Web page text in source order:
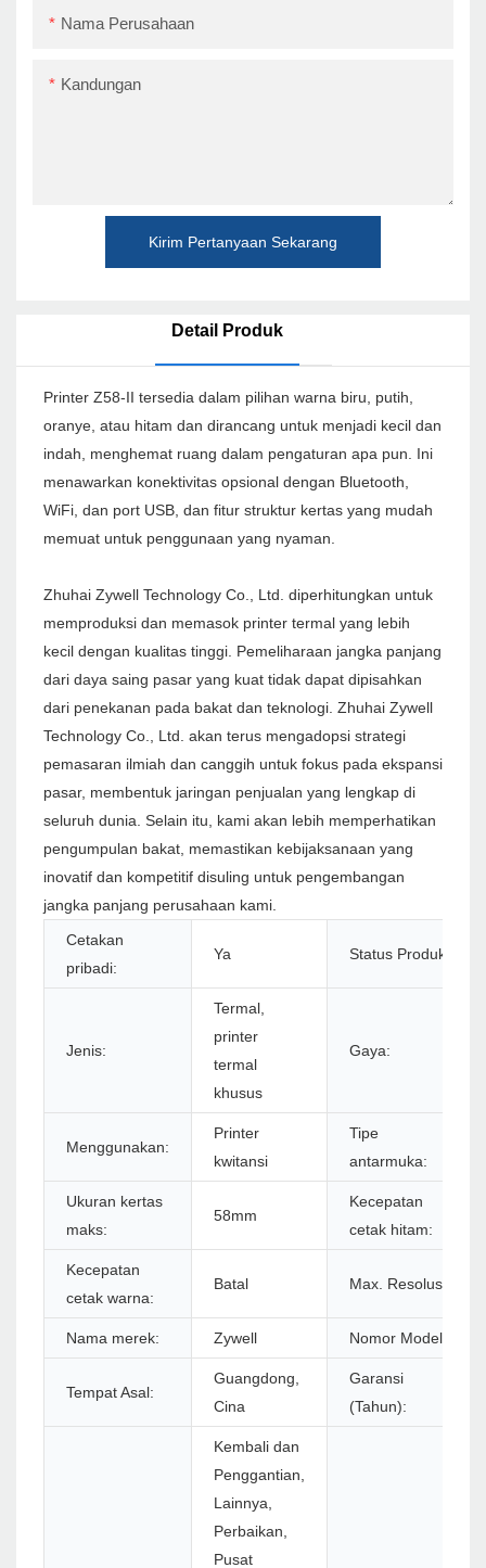
Nama Perusahaan
Kandungan
Kirim Pertanyaan Sekarang
Detail Produk
Printer Z58-II tersedia dalam pilihan warna biru, putih,
oranye, atau hitam dan dirancang untuk menjadi kecil dan
indah, menghemat ruang dalam pengaturan apa pun. Ini
menawarkan konektivitas opsional dengan Bluetooth,
WiFi, dan port USB, dan fitur struktur kertas yang mudah
memuat untuk penggunaan yang nyaman.
Zhuhai Zywell Technology Co., Ltd. diperhitungkan untuk
memproduksi dan memasok printer termal yang lebih
kecil dengan kualitas tinggi. Pemeliharaan jangka panjang
dari daya saing pasar yang kuat tidak dapat dipisahkan
dari penekanan pada bakat dan teknologi. Zhuhai Zywell
Technology Co., Ltd. akan terus mengadopsi strategi
pemasaran ilmiah dan canggih untuk fokus pada ekspansi
pasar, membentuk jaringan penjualan yang lengkap di
seluruh dunia. Selain itu, kami akan lebih memperhatikan
pengumpulan bakat, memastikan kebijaksanaan yang
inovatif dan kompetitif disuling untuk pengembangan
jangka panjang perusahaan kami.
Cetakan
pribadi:
Ya Status Produk:
Jenis:
Termal,
printer
termal
khusus
Gaya:
Menggunakan:
Printer
kwitansi
Tipe
antarmuka:
Ukuran kertas
maks:
58mm
Kecepatan
cetak hitam:
Kecepatan
cetak warna:
Batal Max. Resolusi:
Nama merek: Zywell Nomor Model:
Tempat Asal:
Guangdong,
Cina
Garansi
(Tahun):
Kembali dan
Penggantian,
Lainnya,
Perbaikan,
Pusat